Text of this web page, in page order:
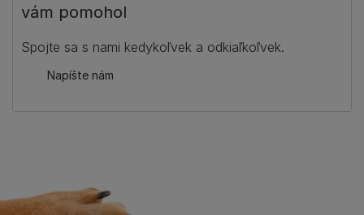
vám pomohol
Spojte sa s nami kedykoľvek a odkiaľkoľvek.
Napíšte nám